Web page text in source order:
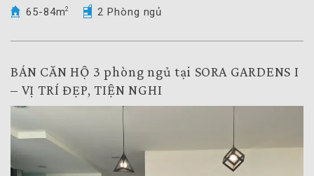
65-84m2 2 Phòng ngủ
BÁN CĂN HỘ 3 phòng ngủ tại SORA GARDENS I
– VỊ TRÍ ĐẸP, TIỆN NGHI